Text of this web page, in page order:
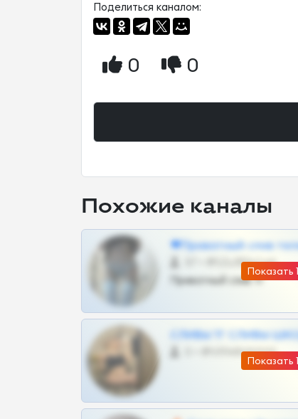
Поделиться каналом:
0 0
Похожие каналы
Показать
❤Приватный слив
@SZu3ll3sCatt_bot
Приватный слив тг
Показать
СЛИВЫ ТГ СЛИВЫ
@VIPARHIVS55BOT